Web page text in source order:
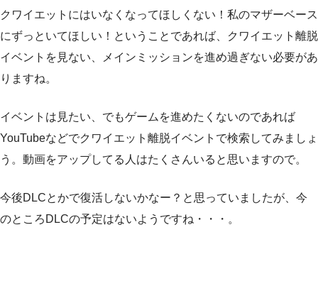
クワイエットにはいなくなってほしくない！私のマザーベース
にずっといてほしい！ということであれば、クワイエット離脱
イベントを見ない、メインミッションを進め過ぎない必要があ
りますね。
イベントは見たい、でもゲームを進めたくないのであれば
YouTubeなどでクワイエット離脱イベントで検索してみましょ
う。動画をアップしてる人はたくさんいると思いますので。
今後DLCとかで復活しないかなー？と思っていましたが、今
のところDLCの予定はないようですね・・・。